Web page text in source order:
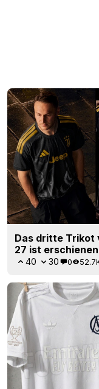
Das dritte Trikot
27 ist erschienen
40 30 0